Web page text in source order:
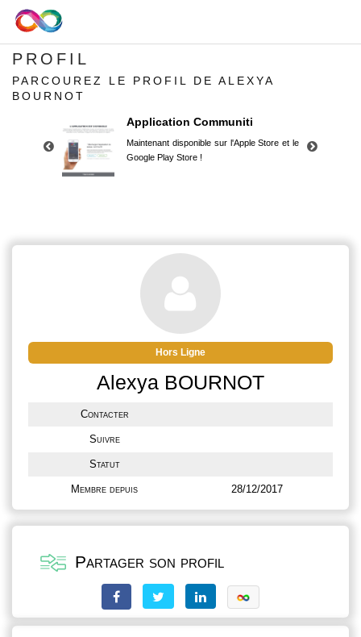
PROFIL
PARCOUREZ LE PROFIL DE ALEXYA
BOURNOT
Application Communiti
Maintenant disponible sur l'Apple Store et le
Google Play Store !
Google Play Store !
Hors Ligne
Alexya BOURNOT
Contacter
Suivre
Statut
Membre depuis 28/12/2017
Partager son profil